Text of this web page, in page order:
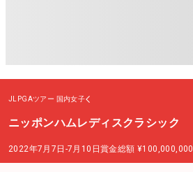
JLPGAツアー 国内女子
ニッポンハムレディスクラシック
2022年7月7日-7月10日賞金総額 ¥100,000,000